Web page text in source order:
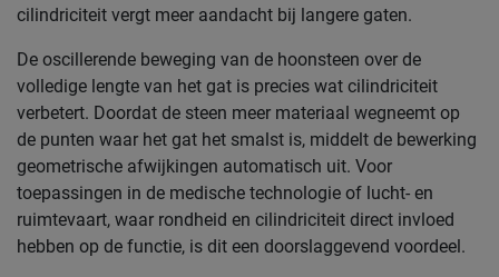
cilindriciteit vergt meer aandacht bij langere gaten.
De oscillerende beweging van de hoonsteen over de
volledige lengte van het gat is precies wat cilindriciteit
verbetert. Doordat de steen meer materiaal wegneemt op
de punten waar het gat het smalst is, middelt de bewerking
geometrische afwijkingen automatisch uit. Voor
toepassingen in de medische technologie of lucht- en
ruimtevaart, waar rondheid en cilindriciteit direct invloed
hebben op de functie, is dit een doorslaggevend voordeel.